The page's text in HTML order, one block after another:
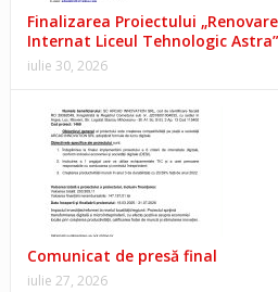
Finalizarea Proiectului
Internat Liceul Tehnologic Astra”
iulie 30, 2026
Comunicat de presă final
iulie 27, 2026